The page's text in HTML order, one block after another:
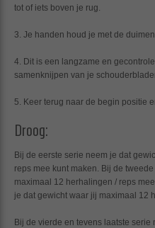
tot of iets boven je rug.
3. Je handen houd je met de
4. Dit is een langzame en
samenknijpen van je
5. Keer terug naar de begin positie
Droog:
Bij de eerste serie neem je dat
reps mee kunt maken. Bij de
maximaal 12 herhalingen / reps
je dat gewicht waar jij maximaal 12
Bij de vierde en tevens laatste